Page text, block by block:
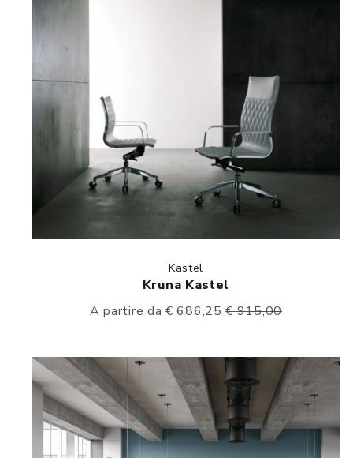
Kastel
Kruna Kastel
A partire da € 686,25€ 915,00